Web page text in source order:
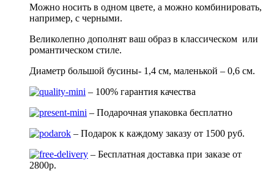
Можно носить в одном цвете, а можно комбинировать,
например, с черными.
Великолепно дополнят ваш образ в классическом или
романтическом стиле.
Диаметр большой бусины- 1,4 см, маленькой – 0,6 см.
– 100% гарантия качества
– Подарочная упаковка бесплатно
– Подарок к каждому заказу от 1500 руб.
– Бесплатная доставка при заказе от
2800р.